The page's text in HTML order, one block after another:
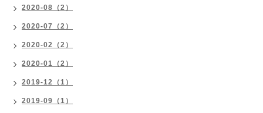
2020-08（2）
2020-07（2）
2020-02（2）
2020-01（2）
2019-12（1）
2019-09（1）